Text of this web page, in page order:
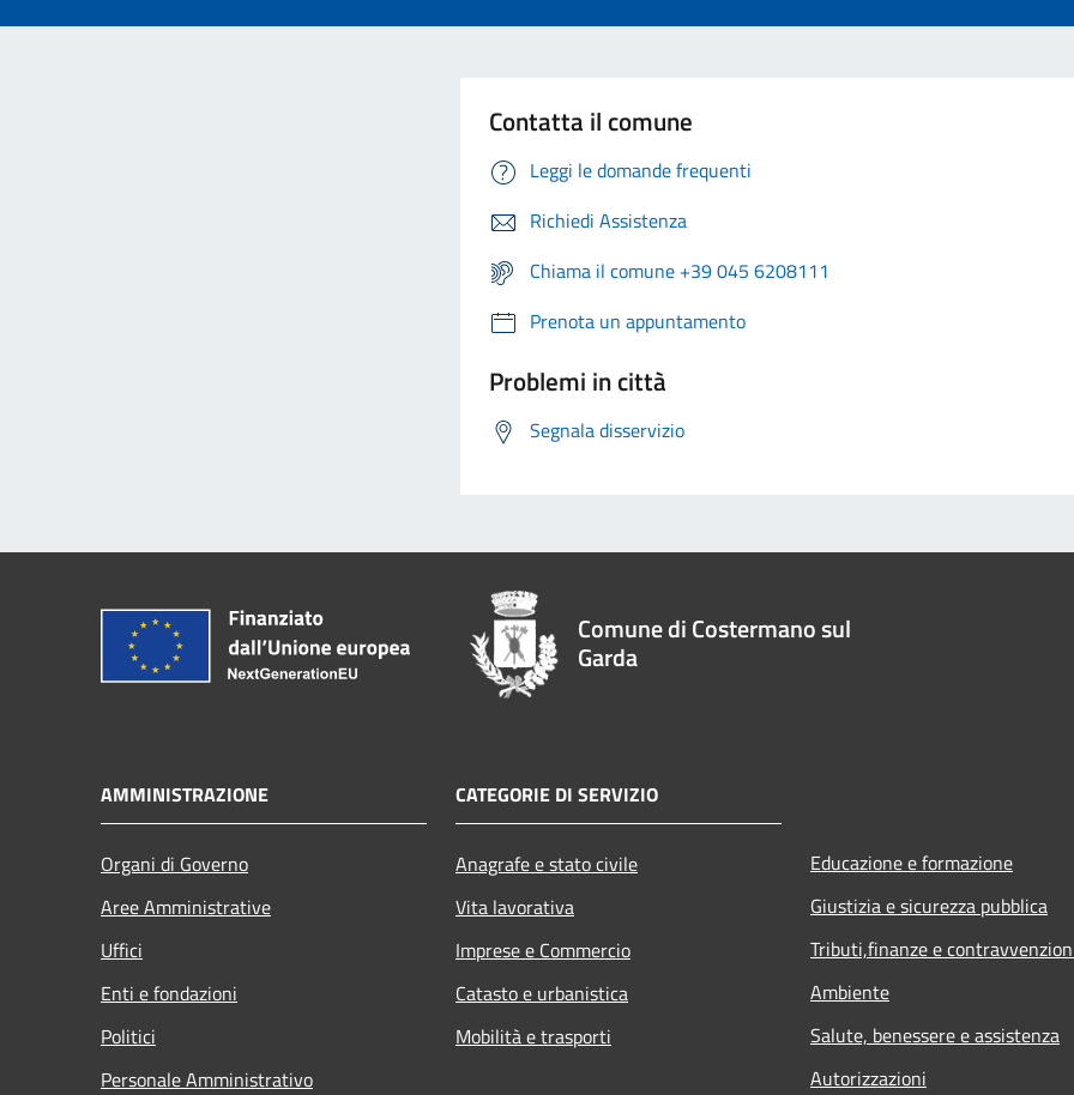
Contatta il comune
Leggi le domande frequenti
Richiedi Assistenza
Chiama il comune +39 045 6208111
Prenota un appuntamento
Problemi in città
Segnala disservizio
Comune di Costermano sul
Garda
AMMINISTRAZIONE
Organi di Governo
Aree Amministrative
Uffici
Enti e fondazioni
Politici
Personale Amministrativo
CATEGORIE DI SERVIZIO
Anagrafe e stato civile
Vita lavorativa
Imprese e Commercio
Catasto e urbanistica
Mobilità e trasporti
Educazione e formazione
Giustizia e sicurezza pubblica
Tributi,finanze e
Ambiente
Salute, benessere e assistenza
Autorizzazioni